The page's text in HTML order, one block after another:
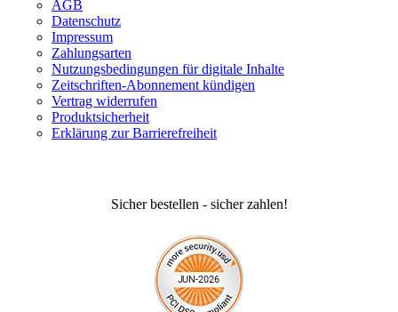
AGB
Datenschutz
Impressum
Zahlungsarten
Nutzungsbedingungen für digitale Inhalte
Zeitschriften-Abonnement kündigen
Vertrag widerrufen
Produktsicherheit
Erklärung zur Barrierefreiheit
Sicher bestellen - sicher zahlen!